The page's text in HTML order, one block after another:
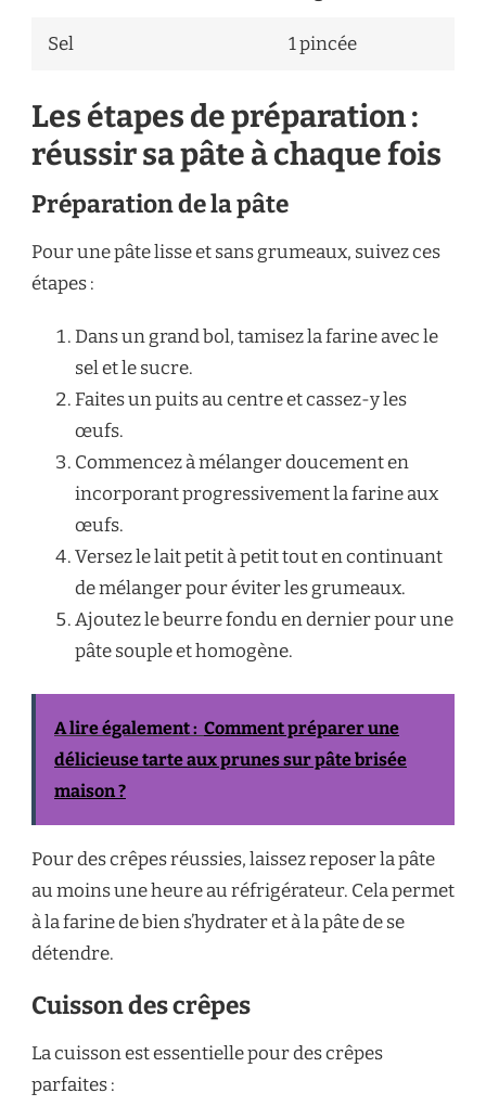
Sel 1 pincée
Les étapes de préparation :
réussir sa pâte à chaque fois
Préparation de la pâte
Pour une pâte lisse et sans grumeaux, suivez ces
étapes :
Dans un grand bol, tamisez la farine avec le
sel et le sucre.
Faites un puits au centre et cassez-y les
œufs.
Commencez à mélanger doucement en
incorporant progressivement la farine aux
œufs.
Versez le lait petit à petit tout en continuant
de mélanger pour éviter les grumeaux.
Ajoutez le beurre fondu en dernier pour une
pâte souple et homogène.
A lire également : Comment préparer une
délicieuse tarte aux prunes sur pâte brisée
maison ?
Pour des crêpes réussies, laissez reposer la pâte
au moins une heure au réfrigérateur. Cela permet
à la farine de bien s’hydrater et à la pâte de se
détendre.
Cuisson des crêpes
La cuisson est essentielle pour des crêpes
parfaites :